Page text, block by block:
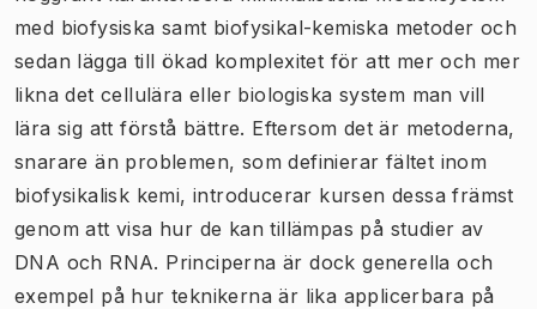
med biofysiska samt biofysikal-kemiska metoder och
sedan lägga till ökad komplexitet för att mer och mer
likna det cellulära eller biologiska system man vill
lära sig att förstå bättre. Eftersom det är metoderna,
snarare än problemen, som definierar fältet inom
biofysikalisk kemi, introducerar kursen dessa främst
genom att visa hur de kan tillämpas på studier av
DNA och RNA. Principerna är dock generella och
exempel på hur teknikerna är lika applicerbara på